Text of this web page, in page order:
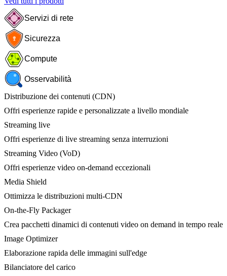
Servizi di rete
Sicurezza
Compute
Osservabilità
Distribuzione dei contenuti (CDN)
Offri esperienze rapide e personalizzate a livello mondiale
Streaming live
Offri esperienze di live streaming senza interruzioni
Streaming Video (VoD)
Offri esperienze video on-demand eccezionali
Media Shield
Ottimizza le distribuzioni multi-CDN
On-the-Fly Packager
Crea pacchetti dinamici di contenuti video on demand in tempo reale
Image Optimizer
Elaborazione rapida delle immagini sull'edge
Bilanciatore del carico